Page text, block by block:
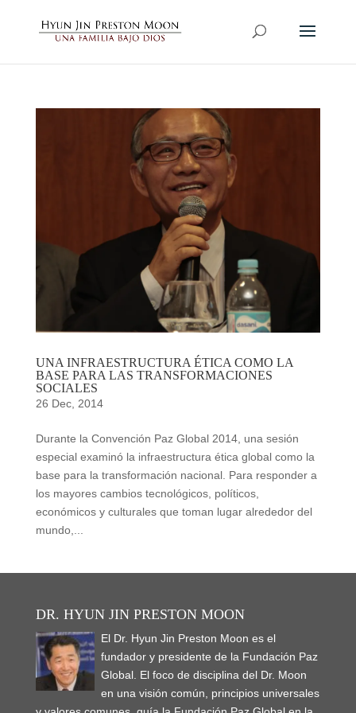
UNA INFRAESTRUCTURA ÉTICA COMO LA
BASE PARA LAS TRANSFORMACIONES
SOCIALES
26 Dec, 2014
Durante la Convención Paz Global 2014, una sesión
especial examinó la infraestructura ética global como la
base para la transformación nacional. Para responder a
los mayores cambios tecnológicos, políticos,
económicos y culturales que toman lugar alrededor del
mundo,...
DR. HYUN JIN PRESTON MOON
El Dr. Hyun Jin Preston Moon es el
fundador y presidente de la Fundación Paz
Global. El foco de disciplina del Dr. Moon
en una visión común, principios universales